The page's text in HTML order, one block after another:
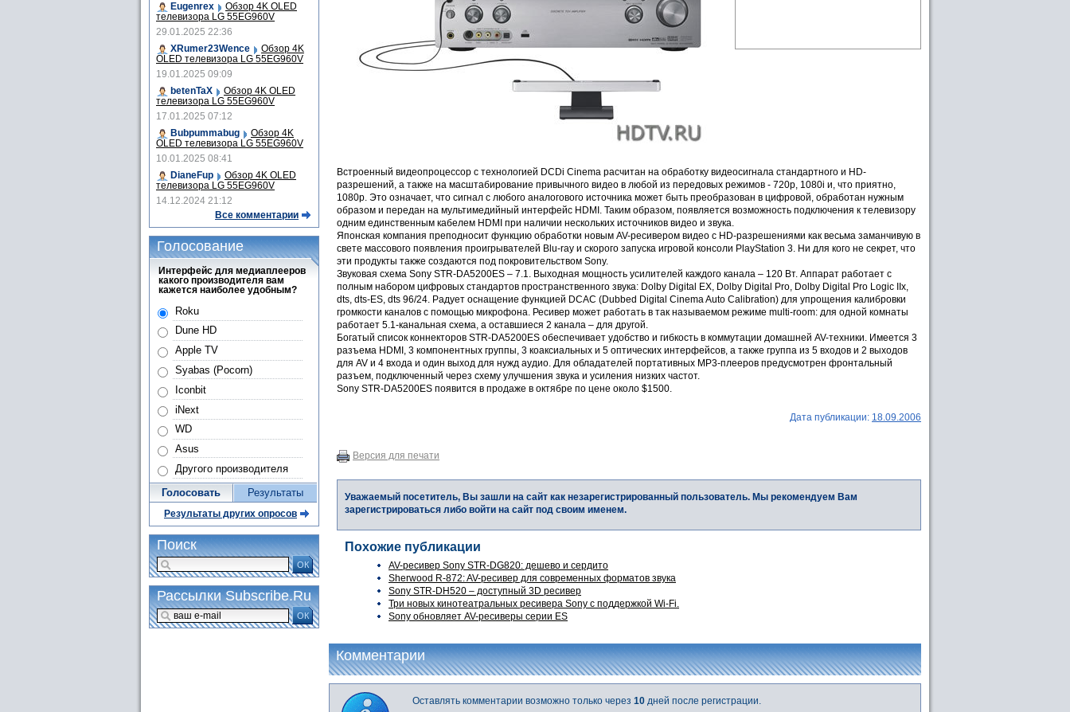
Встроенный видеопроцессор с технологией DCDi Cinema расчитан на обработку видеосигнала стандартного и HD-
разрешений, а также на масштабирование привычного видео в любой из передовых режимов - 720p, 1080i и, что приятно,
1080p. Это означает, что сигнал с любого аналогового источника может быть преобразован в цифровой, обработан нужным
образом и передан на мультимедийный интерфейс HDMI. Таким образом, появляется возможность подключения к телевизору
одним единственным кабелем HDMI при наличии нескольких источников видео и звука.
Японская компания преподносит функцию обработки новым AV-ресивером видео с HD-разрешениями как весьма заманчивую в
свете массового появления проигрывателей Blu-ray и скорого запуска игровой консоли PlayStation 3. Ни для кого не секрет, что
эти продукты также создаются под покровительством Sony.
Звуковая схема Sony STR-DA5200ES – 7.1. Выходная мощность усилителей каждого канала – 120 Вт. Аппарат работает с
полным набором цифровых стандартов пространственного звука: Dolby Digital EX, Dolby Digital Pro, Dolby Digital Pro Logic IIx,
dts, dts-ES, dts 96/24. Радует оснащение функцией DCAC (Dubbed Digital Cinema Auto Calibration) для упрощения калибровки
громкости каналов с помощью микрофона. Ресивер может работать в так называемом режиме multi-room: для одной комнаты
работает 5.1-канальная схема, а оставшиеся 2 канала – для другой.
Богатый список коннекторов STR-DA5200ES обеспечивает удобство и гибкость в коммутации домашней AV-техники. Имеется 3
разъема HDMI, 3 компонентных группы, 3 коаксиальных и 5 оптических интерфейсов, а также группа из 5 входов и 2 выходов
для AV и 4 входа и один выход для нужд аудио. Для обладателей портативных MP3-плееров предусмотрен фронтальный
разъем, подключенный через схему улучшения звука и усиления низких частот.
Sony STR-DA5200ES появится в продаже в октябре по цене около $1500.
Дата публикации: 18.09.2006
Версия для печати
Уважаемый посетитель, Вы зашли на сайт как незарегистрированный пользователь. Мы рекомендуем Вам
зарегистрироваться либо войти на сайт под своим именем.
Похожие публикации
AV-ресивер Sony STR-DG820: дешево и сердито
Sherwood R-872: AV-ресивер для современных форматов звука
Sony STR-DH520 – доступный 3D ресивер
Три новых кинотеатральных ресивера Sony с поддержкой Wi-Fi.
Sony обновляет AV-ресиверы серии ES
Комментарии
Оставлять комментарии возможно только через 10 дней после регистрации.
Eugenrex
Обзор 4K OLED
телевизора LG 55EG960V
29.01.2025 22:36
XRumer23Wence
Обзор 4K
OLED телевизора LG 55EG960V
19.01.2025 09:09
betenTaX
Обзор 4K OLED
телевизора LG 55EG960V
17.01.2025 07:12
Bubpummabug
Обзор 4K
OLED телевизора LG 55EG960V
10.01.2025 08:41
DianeFup
Обзор 4K OLED
телевизора LG 55EG960V
14.12.2024 21:12
Все комментарии
Голосование
Интерфейс для медиаплееров
какого производителя вам
кажется наиболее удобным?
Roku
Dune HD
Apple TV
Syabas (Pocorn)
Iconbit
iNext
WD
Asus
Другого производителя
Голосовать Результаты
Результаты других опросов
Поиск
ОК
Рассылки Subscribe.Ru
ОК